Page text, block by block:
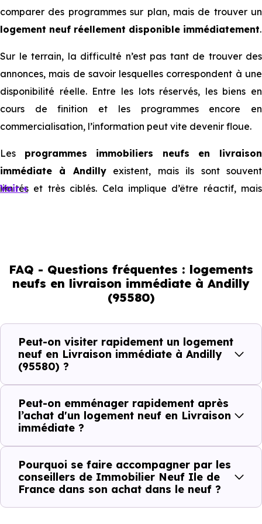
comparer des programmes sur plan, mais de trouver un
logement neuf réellement disponible immédiatement.
Sur le terrain, la difficulté n’est pas tant de trouver des
annonces, mais de savoir lesquelles correspondent à une
disponibilité réelle. Entre les lots réservés, les biens en
cours de finition et les programmes encore en
commercialisation, l’information peut vite devenir floue.
Les programmes immobiliers neufs en livraison
immédiate à Andillyexistent, mais ils sont souvent
limités et très ciblés. Cela implique d’être réactif, mais
pouvez réellement faire
logement neuf en livraison immédiate à
le projet peut avancer rapidement.
Action Ce que cela change pour vous
Visiter Vous voyez le bien tel qu’il est
Comparer Vous comparez des biens réels
Décider Plus rapide, moins d’incertitudes
Voir +
FAQ - Questions fréquentes : logements
neufs en livraison immédiate à Andilly
(95580)
Peut-on visiter rapidement un logement
neuf en Livraison immédiate à Andilly
(95580) ?
Peut-on emménager rapidement après
l’achat d'un logement neuf en Livraison
immédiate ?
Pourquoi se faire accompagner par les
conseillers de Immobilier Neuf Ile de
France dans son achat dans le neuf ?